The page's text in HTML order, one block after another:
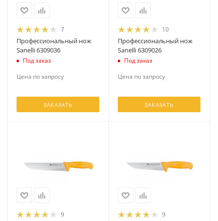
7
Профессиональный нож
Sanelli 6309036
Под заказ
Цена по запросу
ЗАКАЗАТЬ
10
Профессиональный нож
Sanelli 6309026
Под заказ
Цена по запросу
ЗАКАЗАТЬ
9 9